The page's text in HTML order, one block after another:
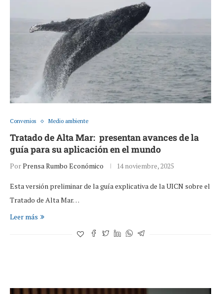
Convenios Medio ambiente
Tratado de Alta Mar: presentan avances de la
guía para su aplicación en el mundo
PorPrensa Rumbo Económico 14 noviembre, 2025
Esta versión preliminar de la guía explicativa de la UICN sobre el
Tratado de Alta Mar…
Leer más